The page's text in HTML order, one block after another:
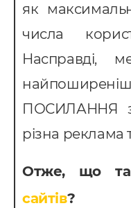
як
числа
Насправді,
ПОСИЛАННЯ зі
різна реклама
Отже, що
сайтів?